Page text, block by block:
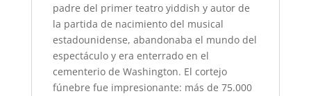
padre del primer teatro yiddish y autor de
la partida de nacimiento del musical
estadounidense, abandonaba el mundo del
espectáculo y era enterrado en el
cementerio de Washington. El cortejo
fúnebre fue impresionante: más de 75.000